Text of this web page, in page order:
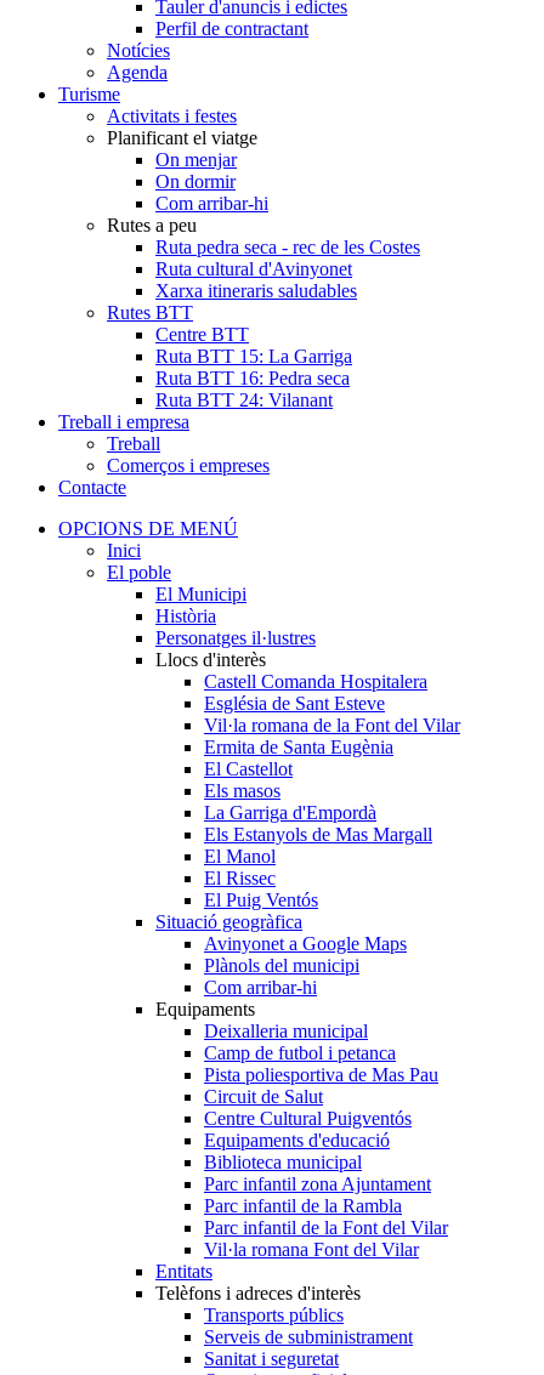
Tauler d'anuncis i edictes
Perfil de contractant
Notícies
Agenda
Turisme
Activitats i festes
Planificant el viatge
On menjar
On dormir
Com arribar-hi
Rutes a peu
Ruta pedra seca - rec de les Costes
Ruta cultural d'Avinyonet
Xarxa itineraris saludables
Rutes BTT
Centre BTT
Ruta BTT 15: La Garriga
Ruta BTT 16: Pedra seca
Ruta BTT 24: Vilanant
Treball i empresa
Treball
Comerços i empreses
Contacte
OPCIONS DE MENÚ
Inici
El poble
El Municipi
Història
Personatges il·lustres
Llocs d'interès
Castell Comanda Hospitalera
Església de Sant Esteve
Vil·la romana de la Font del Vilar
Ermita de Santa Eugènia
El Castellot
Els masos
La Garriga d'Empordà
Els Estanyols de Mas Margall
El Manol
El Rissec
El Puig Ventós
Situació geogràfica
Avinyonet a Google Maps
Plànols del municipi
Com arribar-hi
Equipaments
Deixalleria municipal
Camp de futbol i petanca
Pista poliesportiva de Mas Pau
Circuit de Salut
Centre Cultural Puigventós
Equipaments d'educació
Biblioteca municipal
Parc infantil zona Ajuntament
Parc infantil de la Rambla
Parc infantil de la Font del Vilar
Vil·la romana Font del Vilar
Entitats
Telèfons i adreces d'interès
Transports públics
Serveis de subministrament
Sanitat i seguretat